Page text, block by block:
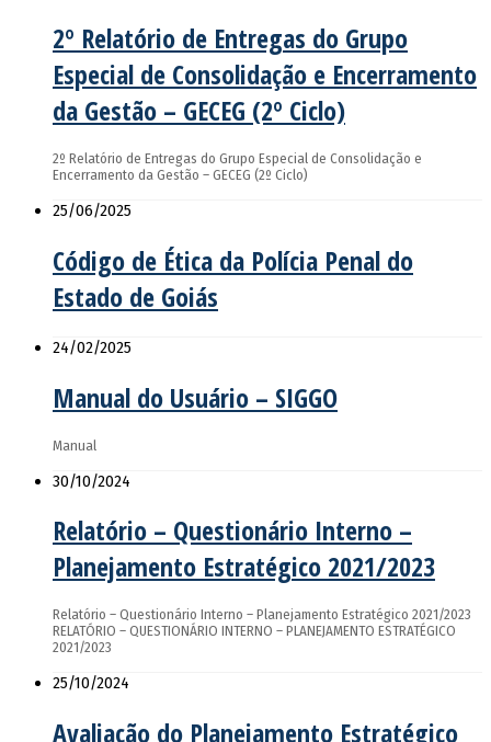
2º Relatório de Entregas do Grupo
Especial de Consolidação e Encerramento
da Gestão – GECEG (2º Ciclo)
2º Relatório de Entregas do Grupo Especial de Consolidação e
Encerramento da Gestão – GECEG (2º Ciclo)
25/06/2025
Código de Ética da Polícia Penal do
Estado de Goiás
24/02/2025
Manual do Usuário – SIGGO
Manual
30/10/2024
Relatório – Questionário Interno –
Planejamento Estratégico 2021/2023
Relatório – Questionário Interno – Planejamento Estratégico 2021/2023
RELATÓRIO – QUESTIONÁRIO INTERNO – PLANEJAMENTO ESTRATÉGICO
2021/2023
25/10/2024
Avaliação do Planejamento Estratégico